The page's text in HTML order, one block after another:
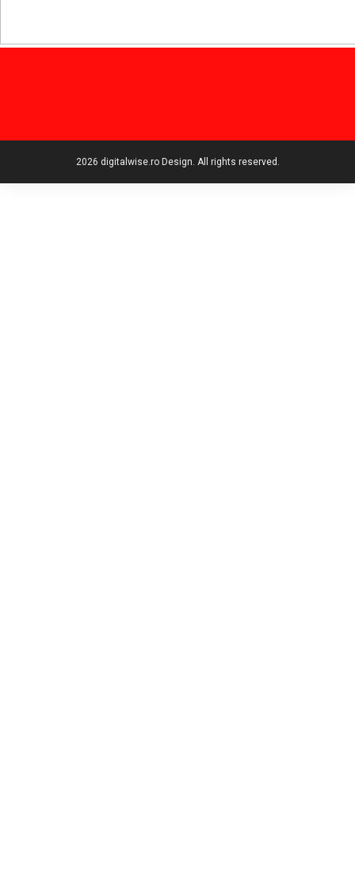
2026 digitalwise.ro Design. All rights reserved.